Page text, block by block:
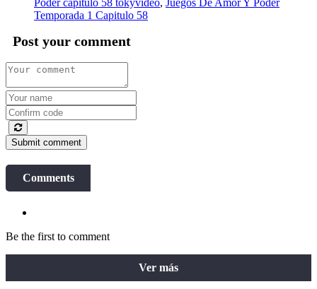
Temporada 1 Capitulo 58
Post your comment
Submit comment
Comments
Be the first to comment
Ver más